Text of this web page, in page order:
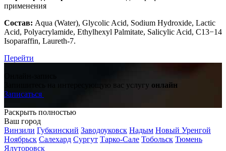
применения
Состав: Aqua (Water), Glycolic Acid, Sodium Hydroxide, Lactic
Acid, Polyacrylamide, Ethylhexyl Palmitate, Salicylic Acid, C13−14
Isoparaffin, Laureth-7.
Перейти
Запишитесь на интересующую вас услугу онлайн
Записаться
Раскрыть полностью
Ваш город
Винзили Губкинский Заводоуковск Надым Новый Уренгой
Ноябрьск Салехард Сургут Тарко-Сале Тобольск Тюмень
Ялуторовск